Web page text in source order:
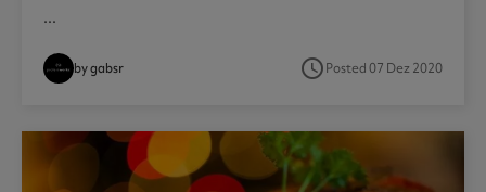
...
by gabsr access_timePosted 07 Dez 2020